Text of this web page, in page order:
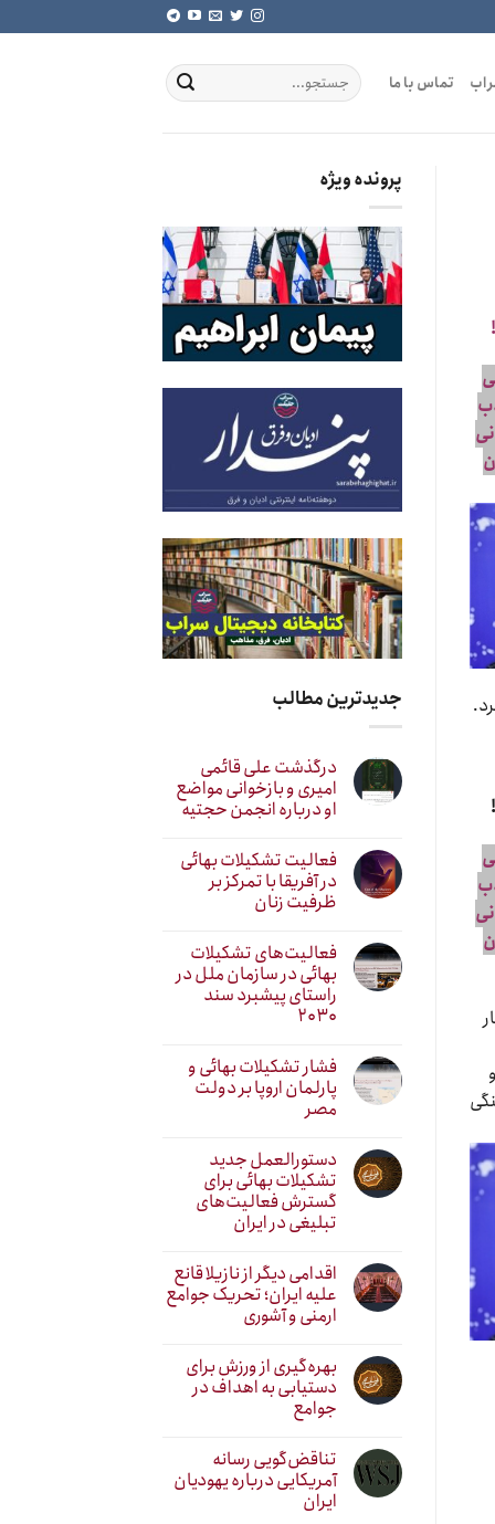
تماس با ما
پرونده ویژه
جدیدترین مطالب
درگذشت علی قائمی
امیری و بازخوانی مواضع
او درباره انجمن حجتیه
فعالیت تشکیلات بهائی
در آفریقا با تمرکز بر
ظرفیت زنان
فعالیت‌های تشکیلات
بهائی در سازمان ملل در
راستای پیشبرد سند
۲۰۳۰
فشار تشکیلات بهائی و
پارلمان اروپا بر دولت
مصر
دستورالعمل جدید
تشکیلات بهائی برای
گسترش فعالیت‌های
تبلیغی در ایران
اقدامی دیگر از نازیلا قانع
علیه ایران؛ تحریک جوامع
ارمنی و آشوری
بهره‌گیری از ورزش برای
دستیابی به اهداف در
جوامع
تناقض‌گویی رسانه
آمریکایی درباره یهودیان
ایران